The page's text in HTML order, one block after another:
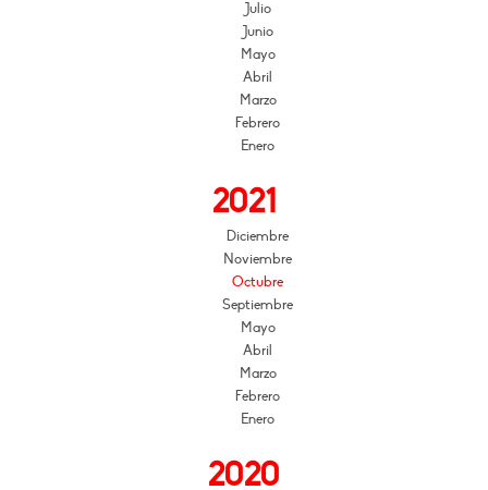
Julio
Junio
Mayo
Abril
Marzo
Febrero
Enero
2021
Diciembre
Noviembre
Octubre
Septiembre
Mayo
Abril
Marzo
Febrero
Enero
2020